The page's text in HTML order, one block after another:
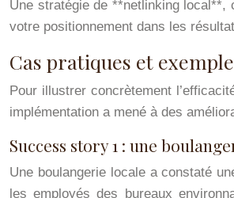
Une stratégie de **netlinking
votre positionnement dans les
Cas pratiques et
Pour illustrer concrètement
implémentation a mené à des
Success story 1 : une
Une boulangerie locale a constaté
les employés des bureaux